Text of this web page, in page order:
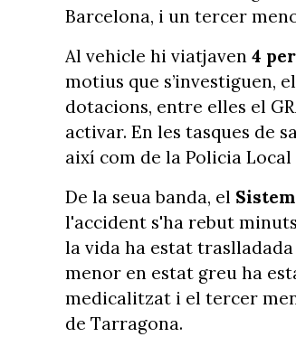
Barcelona, i un tercer
Al vehicle hi viatjaven 4
motius que s’investiguen,
dotacions, entre elles el
activar. En les tasques de
així com de la Policia Local
De la seua banda, el
l'accident s'ha rebut
la vida ha estat
menor en estat greu ha
medicalitzat i el tercer
de Tarragona.